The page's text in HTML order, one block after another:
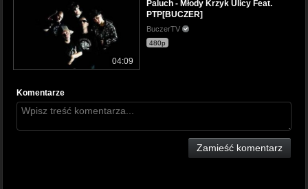
04:09
Paluch - Młody Krzyk Ulicy Feat.
PTP[BUCZER]
BuczerTV
480p
Komentarze
Zamieść komentarz